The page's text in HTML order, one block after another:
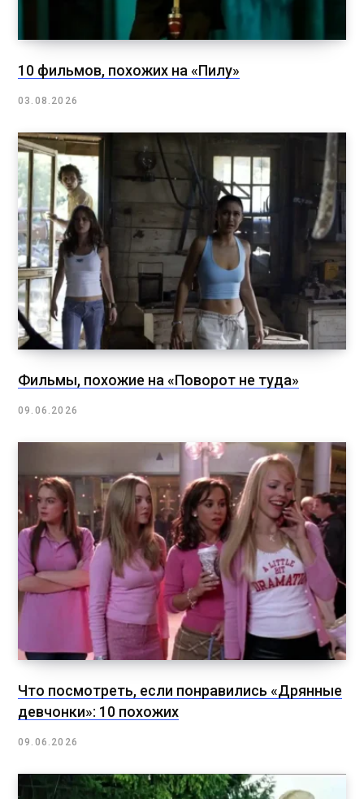
10 фильмов, похожих на «Пилу»
03.08.2026
Фильмы, похожие на «Поворот не туда»
09.06.2026
Что посмотреть, если понравились «Дрянные
девчонки»: 10 похожих
09.06.2026